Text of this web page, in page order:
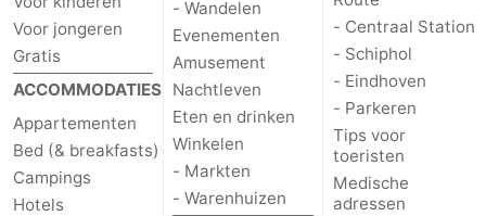
Voor jongeren
Gratis
ACCOMMODATIES
Appartementen
Bed (& breakfasts)
Campings
Hotels
- Wandelen
Evenementen
Amusement
Nachtleven
Eten en drinken
Winkelen
- Markten
- Warenhuizen
- Centraal Station
- Schiphol
- Eindhoven
- Parkeren
Tips voor
toeristen
Medische
adressen